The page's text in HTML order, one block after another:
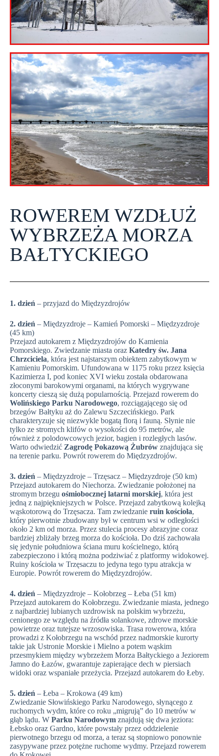
ROWEREM WZDŁUŻ
WYBRZEŻA MORZA
BAŁTYCKIEGO
1. dzień – przyjazd do Międzyzdrojów
2. dzień – Międzyzdroje – Kamień Pomorski – Międzyzdroje
(45 km)
Przejazd autokarem z Międzyzdrojów do Kamienia
Pomorskiego. Zwiedzanie miasta oraz Katedry św. Jana
Chrzciciela, która jest najstarszym obiektem zabytkowym w
Kamieniu Pomorskim. Ufundowana w 1175 roku przez księcia
Kazimierza I, pod koniec XVI wieku została obdarowana
złoconymi barokowymi organami, na których wygrywane
koncerty cieszą się dużą popularnością. Przejazd rowerem do
Wolińskiego Parku Narodowego, rozciągającego się od
brzegów Bałtyku aż do Zalewu Szczecińskiego. Park
charakteryzuje się niezwykle bogatą florą i fauną. Słynie nie
tylko ze stromych klifów o wysokości do 95 metrów, ale
również z polodowcowych jezior, bagien i rozległych lasów.
Warto odwiedzić Zagrodę Pokazową Żubrów znajdująca się
na terenie parku. Powrót rowerem do Międzyzdrojów.
3. dzień – Międzyzdroje – Trzęsacz – Międzyzdroje (50 km)
Przejazd autokarem do Niechorza. Zwiedzanie położonej na
stromym brzegu ośmiobocznej latarni morskiej, która jest
jedną z najpiękniejszych w Polsce. Przejazd zabytkową kolejką
wąskotorową do Trzęsacza. Tam zwiedzanie ruin kościoła,
który pierwotnie zbudowany był w centrum wsi w odległości
około 2 km od morza. Przez stulecia procesy abrazyjne coraz
bardziej zbliżały brzeg morza do kościoła. Do dziś zachowała
się jedynie południowa ściana muru kościelnego, którą
zabezpieczono i którą można podziwiać z platformy widokowej.
Ruiny kościoła w Trzęsaczu to jedyna tego typu atrakcja w
Europie. Powrót rowerem do Międzyzdrojów.
4. dzień – Międzyzdroje – Kołobrzeg – Łeba (51 km)
Przejazd autokarem do Kołobrzegu. Zwiedzanie miasta, jednego
z najbardziej lubianych uzdrowisk na polskim wybrzeżu,
cenionego ze względu na źródła solankowe, zdrowe morskie
powietrze oraz tutejsze wrzosowiska. Trasa rowerowa, która
prowadzi z Kołobrzegu na wschód przez nadmorskie kurorty
takie jak Ustronie Morskie i Mielno a potem wąskim
przesmykiem między wybrzeżem Morza Bałtyckiego a Jeziorem
Jamno do Łazów, gwarantuje zapierające dech w piersiach
widoki oraz wspaniałe przeżycia. Przejazd autokarem do Łeby.
5. dzień – Łeba – Krokowa (49 km)
Zwiedzanie Słowińskiego Parku Narodowego, słynącego z
ruchomych wydm, które co roku „migrują” do 10 metrów w
głąb lądu. W Parku Narodowym znajdują się dwa jeziora:
Łebsko oraz Gardno, które powstały przez oddzielenie
pierwotnego brzegu od morza, a teraz są stopniowo ponownie
zasypywane przez potężne ruchome wydmy. Przejazd rowerem